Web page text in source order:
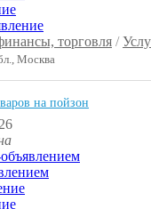
торговля /
Москва
на пойзон